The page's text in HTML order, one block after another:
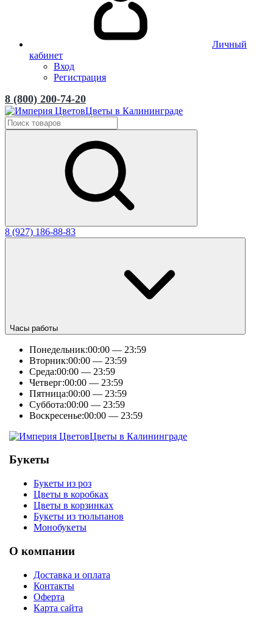
Личный
кабинет
Вход
Регистрация
8 (800) 200-74-20
Цветы в Калининграде
8 (927) 186-88-83
Часы работы
Понедельник:00:00 — 23:59
Вторник:00:00 — 23:59
Среда:00:00 — 23:59
Четверг:00:00 — 23:59
Пятница:00:00 — 23:59
Суббота:00:00 — 23:59
Воскресенье:00:00 — 23:59
Цветы в Калининграде
Букеты
Букеты из роз
Цветы в коробках
Цветы в корзинках
Букеты из тюльпанов
Монобукеты
О компании
Доставка и оплата
Контакты
Оферта
Карта сайта